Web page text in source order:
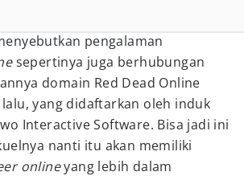
pengalaman
sepertinya juga berhubungan
domain Red Dead Online
yang didaftarkan oleh induk
Interactive Software. Bisa jadi ini
nanti itu akan memiliki
onlineyang lebih dalam